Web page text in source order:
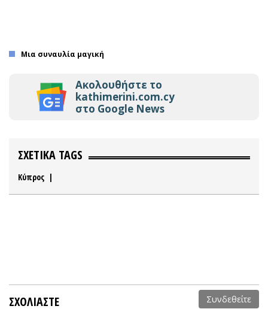
Μια συναυλία μαγική
Ακολουθήστε το
kathimerini.com.cy
στο Google News
ΣΧΕΤΙΚΑ TAGS
Κύπρος |
ΣΧΟΛΙΑΣΤΕ Συνδεθείτε